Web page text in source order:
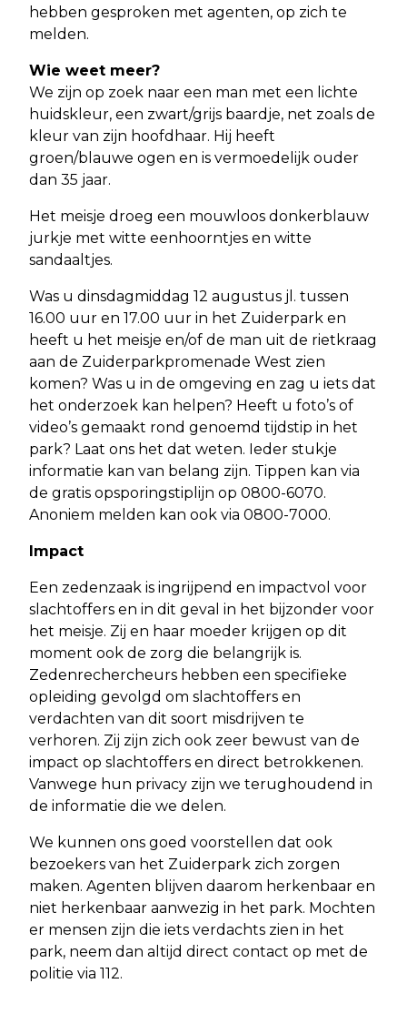
hebben gesproken met agenten, op zich te
melden.
Wie weet meer?
We zijn op zoek naar een man met een lichte
huidskleur, een zwart/grijs baardje, net zoals de
kleur van zijn hoofdhaar. Hij heeft
groen/blauwe ogen en is vermoedelijk ouder
dan 35 jaar.
Het meisje droeg een mouwloos donkerblauw
jurkje met witte eenhoorntjes en witte
sandaaltjes.
Was u dinsdagmiddag 12 augustus jl. tussen
16.00 uur en 17.00 uur in het Zuiderpark en
heeft u het meisje en/of de man uit de rietkraag
aan de Zuiderparkpromenade West zien
komen? Was u in de omgeving en zag u iets dat
het onderzoek kan helpen? Heeft u foto’s of
video’s gemaakt rond genoemd tijdstip in het
park? Laat ons het dat weten. Ieder stukje
informatie kan van belang zijn. Tippen kan via
de gratis opsporingstiplijn op 0800-6070.
Anoniem melden kan ook via 0800-7000.
Impact
Een zedenzaak is ingrijpend en impactvol voor
slachtoffers en in dit geval in het bijzonder voor
het meisje. Zij en haar moeder krijgen op dit
moment ook de zorg die belangrijk is.
Zedenrechercheurs hebben een specifieke
opleiding gevolgd om slachtoffers en
verdachten van dit soort misdrijven te
verhoren. Zij zijn zich ook zeer bewust van de
impact op slachtoffers en direct betrokkenen.
Vanwege hun privacy zijn we terughoudend in
de informatie die we delen.
We kunnen ons goed voorstellen dat ook
bezoekers van het Zuiderpark zich zorgen
maken. Agenten blijven daarom herkenbaar en
niet herkenbaar aanwezig in het park. Mochten
er mensen zijn die iets verdachts zien in het
park, neem dan altijd direct contact op met de
politie via 112.